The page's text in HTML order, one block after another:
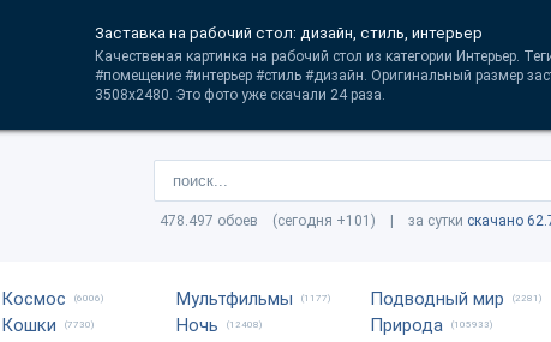
Заставка на рабочий стол: дизайн, стиль, интерьер
Качественая картинка на рабочий стол из категории Интерьер.
#помещение #интерьер #стиль #дизайн. Оригинальный размер
3508x2480. Это фото уже скачали 24 раза.
478.497 обоев (сегодня +101) | за сутки скачано
Космос (6006)
Кошки (7730)
Мультфильмы (1177)
Ночь (12408)
Подводный мир (2281)
Природа (105933)